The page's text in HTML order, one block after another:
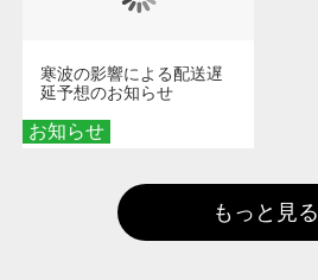
お知らせ
寒波の影響による配送遅
延予想のお知らせ
もっと見る